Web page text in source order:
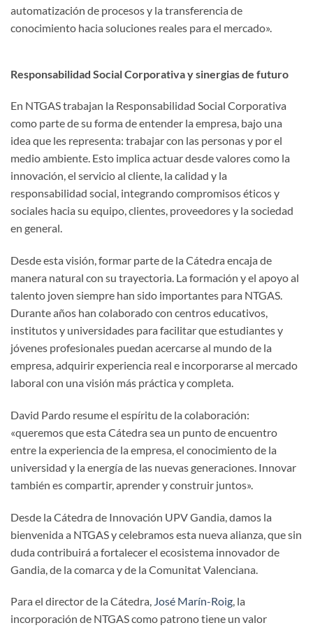
automatización de procesos y la transferencia de
conocimiento hacia soluciones reales para el mercado».
Responsabilidad Social Corporativa y sinergias de futuro
En NTGAS trabajan la Responsabilidad Social Corporativa
como parte de su forma de entender la empresa, bajo una
idea que les representa: trabajar con las personas y por el
medio ambiente. Esto implica actuar desde valores como la
innovación, el servicio al cliente, la calidad y la
responsabilidad social, integrando compromisos éticos y
sociales hacia su equipo, clientes, proveedores y la sociedad
en general.
Desde esta visión, formar parte de la Cátedra encaja de
manera natural con su trayectoria. La formación y el apoyo al
talento joven siempre han sido importantes para NTGAS.
Durante años han colaborado con centros educativos,
institutos y universidades para facilitar que estudiantes y
jóvenes profesionales puedan acercarse al mundo de la
empresa, adquirir experiencia real e incorporarse al mercado
laboral con una visión más práctica y completa.
David Pardo resume el espíritu de la colaboración:
«queremos que esta Cátedra sea un punto de encuentro
entre la experiencia de la empresa, el conocimiento de la
universidad y la energía de las nuevas generaciones. Innovar
también es compartir, aprender y construir juntos».
Desde la Cátedra de Innovación UPV Gandia, damos la
bienvenida a NTGAS y celebramos esta nueva alianza, que sin
duda contribuirá a fortalecer el ecosistema innovador de
Gandia, de la comarca y de la Comunitat Valenciana.
Para el director de la Cátedra, José Marín-Roig, la
incorporación de NTGAS como patrono tiene un valor